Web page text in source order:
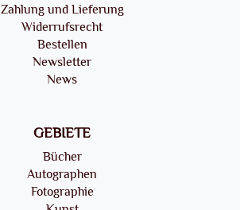
Zahlung und Lieferung
Widerrufsrecht
Bestellen
Newsletter
News
GEBIETE
Bücher
Autographen
Fotographie